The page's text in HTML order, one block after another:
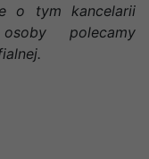
o tym kancelarii
polecamy